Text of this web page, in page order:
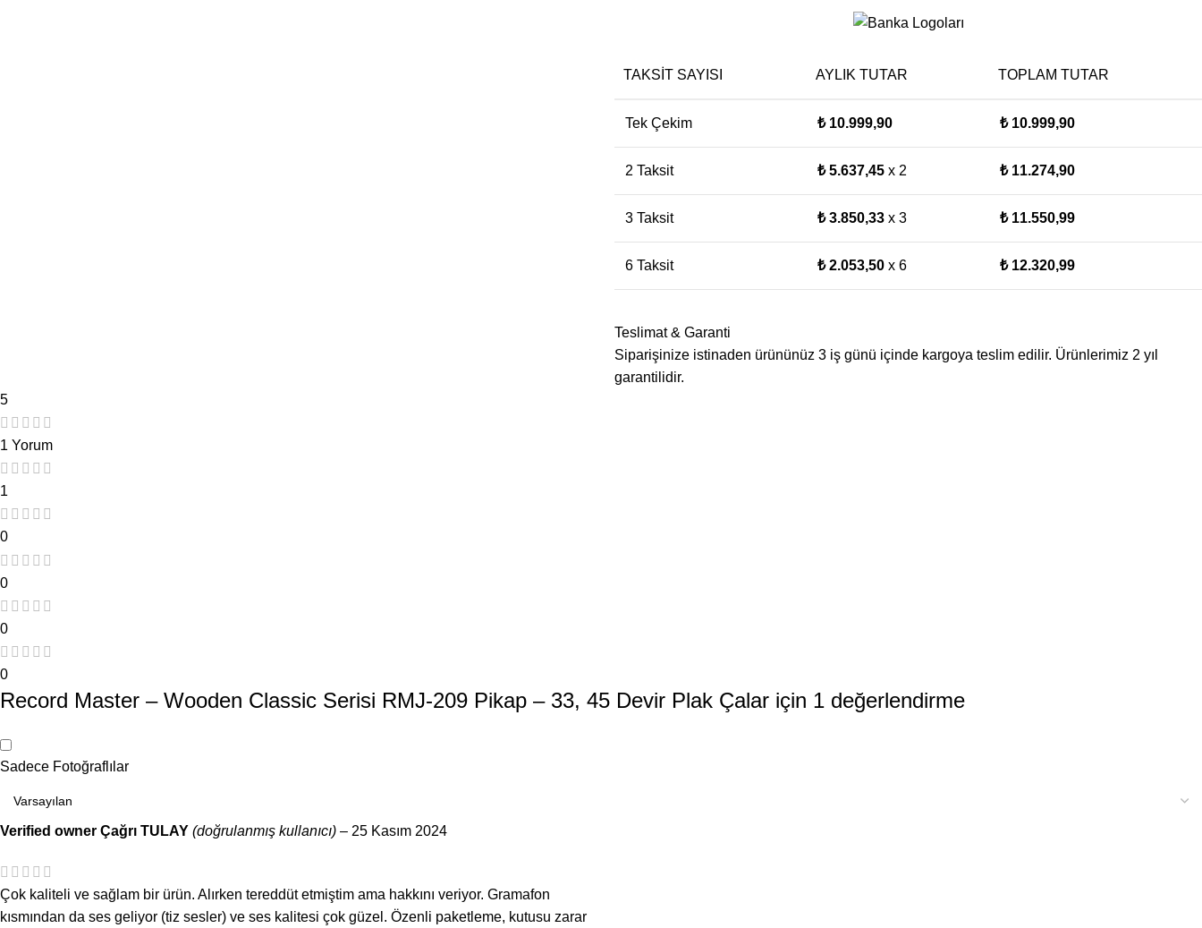
TAKSIT SAYISI AYLIK TUTAR TOPLAM TUTAR
Tek Çekim ₺10.999,90 ₺10.999,90
2 Taksit ₺5.637,45 x 2 ₺11.274,90
3 Taksit ₺3.850,33 x 3 ₺11.550,99
6 Taksit ₺2.053,50 x 6 ₺12.320,99
Teslimat & Garanti
Siparişinize istinaden ürününüz 3 iş günü içinde kargoya teslim edilir. Ürünlerimiz 2 yıl
garantilidir.
5
1 Yorum
1
0
0
0
0
Record Master – Wooden Classic Serisi RMJ-209 Pikap – 33, 45 Devir Plak Çalar için 1 değerlendirme
Sadece Fotoğraflılar
Verified owner Çağrı TULAY (doğrulanmış kullanıcı) – 25 Kasım 2024
Çok kaliteli ve sağlam bir ürün. Alırken tereddüt etmiştim ama hakkını veriyor. Gramafon
kısmından da ses geliyor (tiz sesler) ve ses kalitesi çok güzel. Özenli paketleme, kutusu zarar